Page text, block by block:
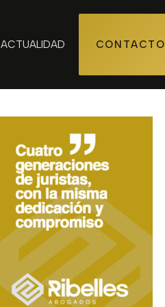
ACTUALIDAD CONTACTO